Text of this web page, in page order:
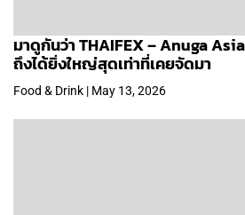
มาดูกันว่า THAIFEX – Anuga
ถึงได้ยิ่งใหญ่สุดเท่าที่เคยจัดมา
Food & Drink | May 13, 2026